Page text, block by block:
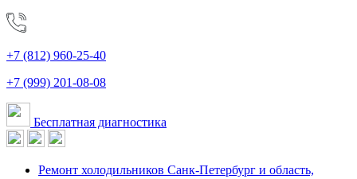
+7 (812) 960-25-40
+7 (999) 201-08-08
Бесплатная диагностика
Ремонт холодильников Санк-Петербург и область,